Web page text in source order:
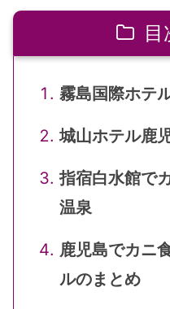
目
霧島国際ホテ
城山ホテル鹿
指宿白水館で
温泉
鹿児島でカニ
ルのまとめ